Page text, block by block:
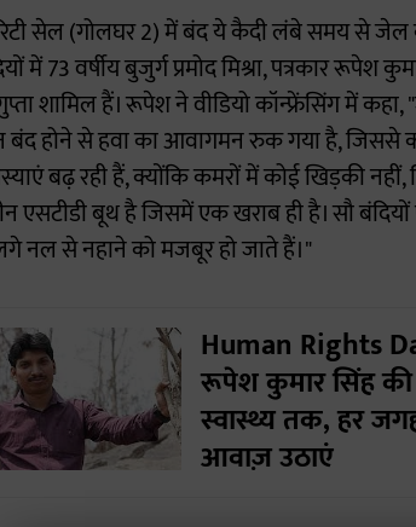
सेल (गोलघर 2) में बंद ये कैदी लंबे समय से
में 73 वर्षीय बुजुर्ग प्रमोद मिश्रा, पत्रकार
शामिल हैं। रूपेश ने वीडियो कॉन्फ्रेंसिंग में
बंद होने से हवा का आवागमन रुक गया है, जिससे
बढ़ रही हैं, क्योंकि कमरों में कोई खिड़की
एसटीडी बूथ है जिसमें एक खराब ही है। सौ
नल से नहाने को मजबूर हो जाते हैं।"
Human Rights
रूपेश कुमार सिंह
स्वास्थ्य तक, हर
आवाज़ उठाएं